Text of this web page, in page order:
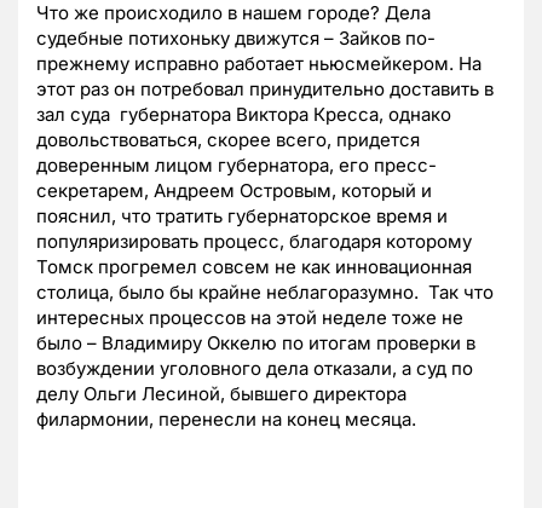
Что же происходило в нашем городе? Дела
судебные потихоньку движутся – Зайков по-
прежнему исправно работает ньюсмейкером. На
этот раз он потребовал принудительно доставить в
зал суда губернатора Виктора Кресса, однако
довольствоваться, скорее всего, придется
доверенным лицом губернатора, его пресс-
секретарем, Андреем Островым, который и
пояснил, что тратить губернаторское время и
популяризировать процесс, благодаря которому
Томск прогремел совсем не как инновационная
столица, было бы крайне неблагоразумно. Так что
интересных процессов на этой неделе тоже не
было – Владимиру Оккелю по итогам проверки в
возбуждении уголовного дела отказали, а суд по
делу Ольги Лесиной, бывшего директора
филармонии, перенесли на конец месяца.